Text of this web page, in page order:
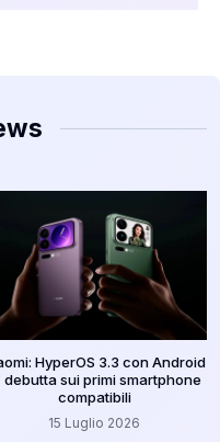
HyperOS 3.3 con Android
debutta sui primi smartphone
compatibili
15 Luglio 2026